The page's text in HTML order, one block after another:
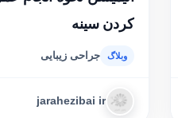
کردن سینه
جراحی زیبایی
jarahezibai ir